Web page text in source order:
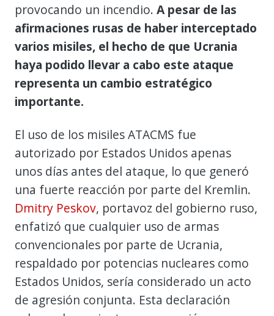
provocando un incendio. A pesar de las
afirmaciones rusas de haber interceptado
varios misiles, el hecho de que Ucrania
haya podido llevar a cabo este ataque
representa un cambio estratégico
importante.
El uso de los misiles ATACMS fue
autorizado por Estados Unidos apenas
unos días antes del ataque, lo que generó
una fuerte reacción por parte del Kremlin.
Dmitry Peskov, portavoz del gobierno ruso,
enfatizó que cualquier uso de armas
convencionales por parte de Ucrania,
respaldado por potencias nucleares como
Estados Unidos, sería considerado un acto
de agresión conjunta. Esta declaración